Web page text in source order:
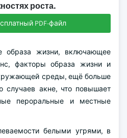
роста.
PDF-файл
образа жизни, включающее
факторы образа жизни и
среды, ещё больше
случаев акне, что повышает
пероральные и местные
белыми угрями, в